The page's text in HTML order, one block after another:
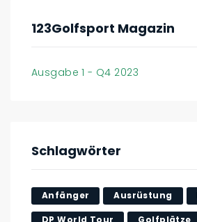
123Golfsport Magazin
Ausgabe 1 - Q4 2023
Schlagwörter
Anfänger Ausrüstung